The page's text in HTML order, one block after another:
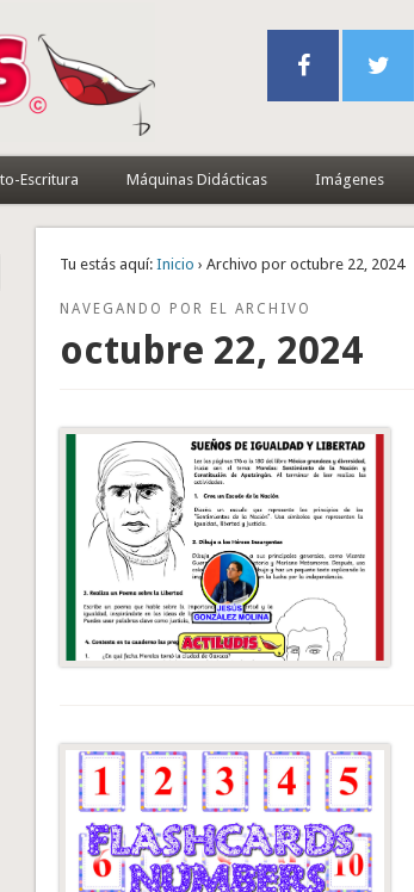
Escritura Máquinas Didácticas Imágenes
Tu estás aquí: Inicio › Archivo por octubre 22, 2024
NAVEGANDO POR EL ARCHIVO
octubre 22, 2024